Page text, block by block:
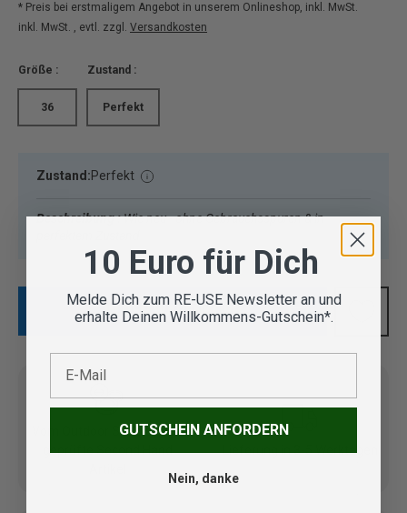
* Preis bei erstmaligem Angebot in unserem Onlineshop, inkl. MwSt.
inkl. MwSt. , evtl. zzgl. Versandkosten
Größe :
36
Zustand :
Perfekt
Zustand:Perfekt
Beschreibung :Wie neu - ohne Gebrauchsspuren & in
IN DEN WARENKORB
Vom Outdoor Spezialisten
geprüfte Second Hand
Lieferung in 3-5 Werktagen
10 Euro für Dich
Melde Dich zum RE-USE Newsletter an und
erhalte Deinen Willkommens-Gutschein*.
GUTSCHEIN ANFORDERN
Nein, danke